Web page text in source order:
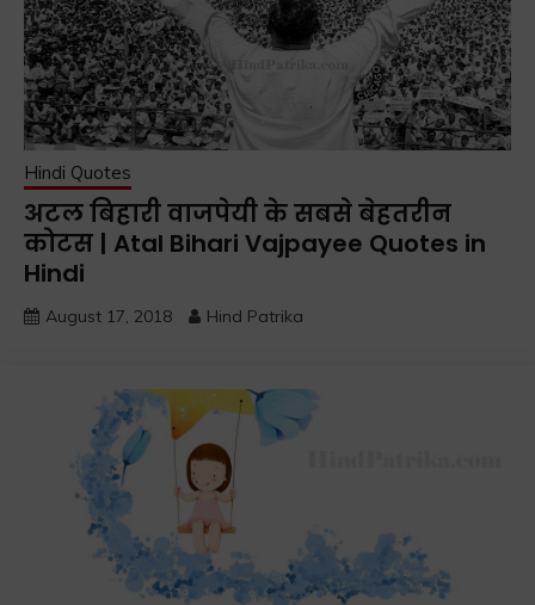
Hindi Quotes
अटल बिहारी वाजपेयी के सबसे बेहतरीन
कोटस | Atal Bihari Vajpayee Quotes in
Hindi
August 17, 2018 Hind Patrika